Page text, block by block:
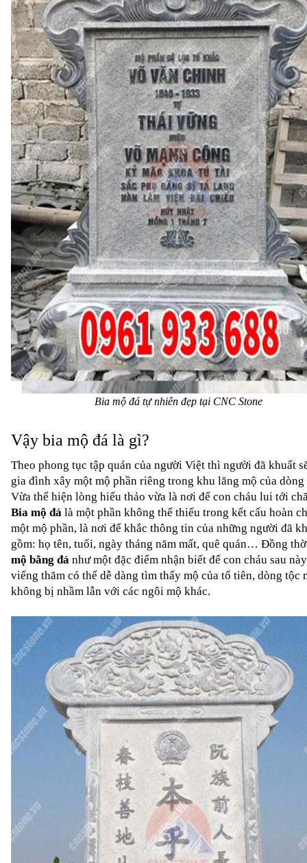
Bia mộ đá tự nhiên đẹp tại CNC Stone
Vậy bia mộ đá là gì?
Theo phong tục tập quán của người Việt thì người đã khuất
gia đình xây một mộ phần riêng trong khu lăng mộ của dòng
Bia mộ đá là một phần không thể thiếu trong kết cấu hoàn
một mộ phần, là nơi để khắc thông tin của những người đã
gồm: họ tên, tuổi, ngày tháng năm mất, quê quán… Đồng
mộ bằng đá như một đặc điểm nhận biết để con cháu sau
viếng thăm có thể dễ dàng tìm thấy mộ của tổ tiên, dòng tộc
không bị nhầm lẫn với các ngôi mộ khác.